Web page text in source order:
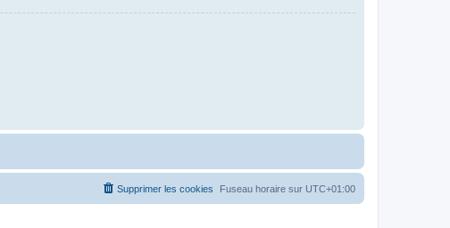
Fuseau horaire sur UTC+01:00
Supprimer les cookies